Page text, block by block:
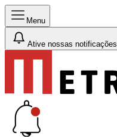
Menu
Ative nossas notificações